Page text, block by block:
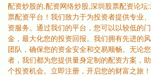
配资炒股的,配资网络炒股,深圳股票配资论
票配资平台！我们致力于为投资者提供专业
资服务。通过我们的平台，您可以以较低的
金，最大化您的投资回报。我们拥有先进的
团队，确保您的资金安全和交易顺畅。无论
者，我们都为您提供量身定制的配资方案，
个投资机会。立即注册，开启您的财富之旅！